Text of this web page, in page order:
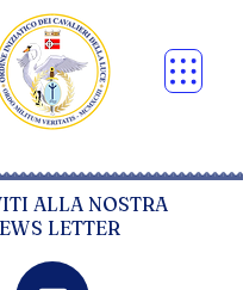
ALLA NOSTRA
LETTER